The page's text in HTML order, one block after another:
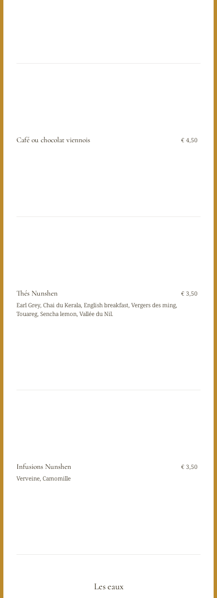
Café ou chocolat viennois € 4,50
Thés Nunshen
Earl Grey, Chai du Kerala, English breakfast, Vergers des ming,
Touareg, Sencha lemon, Vallée du Nil.
€ 3,50
Infusions Nunshen
Verveine, Camomille
€ 3,50
Les eaux